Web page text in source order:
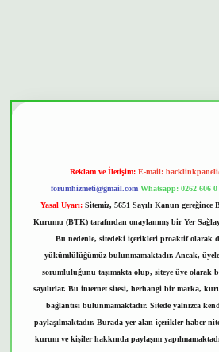
Reklam ve İletişim: E-mail:
forumhizmeti@gmail.com Whatsapp: 0262 606 0
Yasal Uyarı: Sitemiz, 5651 Sayılı Kanun
Kurumu (BTK) tarafından onaylanmış bir Yer
Bu nedenle, sitedeki içerikleri proaktif olarak
yükümlülüğümüz bulunmamaktadır. Ancak,
sorumluluğunu taşımakta olup, siteye üye olarak
sayılırlar. Bu internet sitesi, herhangi bir marka,
bağlantısı bulunmamaktadır. Sitede yalnızca
paylaşılmaktadır. Burada yer alan içerikler haber
kurum ve kişiler hakkında paylaşım